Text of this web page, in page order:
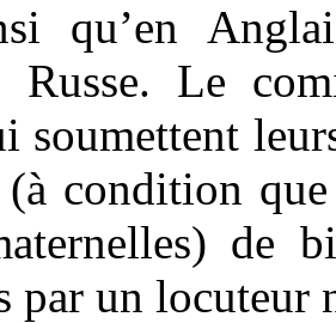
qu’en
Russe. Le
soumettent
condition
de
par un locuteur